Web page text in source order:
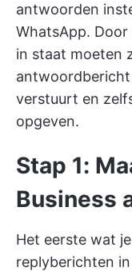
antwoorden
WhatsApp.
in staat moeten
verstuurt en
opgeven.
Stap 1:
Business
Het eerste wat
replyberichten